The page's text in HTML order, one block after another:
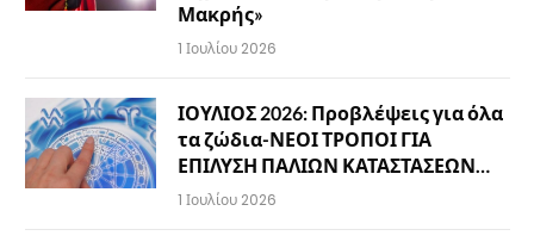
Μακρής»
1 Ιουλίου 2026
ΙΟΥΛΙΟΣ 2026: Προβλέψεις για όλα
τα ζώδια-ΝΕΟΙ ΤΡΟΠΟΙ ΓΙΑ
ΕΠΙΛΥΣΗ ΠΑΛΙΩΝ ΚΑΤΑΣΤΑΣΕΩΝ…
1 Ιουλίου 2026